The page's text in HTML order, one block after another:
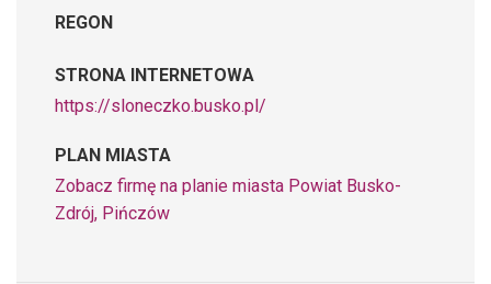
REGON
STRONA INTERNETOWA
https://sloneczko.busko.pl/
PLAN MIASTA
Zobacz firmę na planie miasta Powiat Busko-
Zdrój, Pińczów